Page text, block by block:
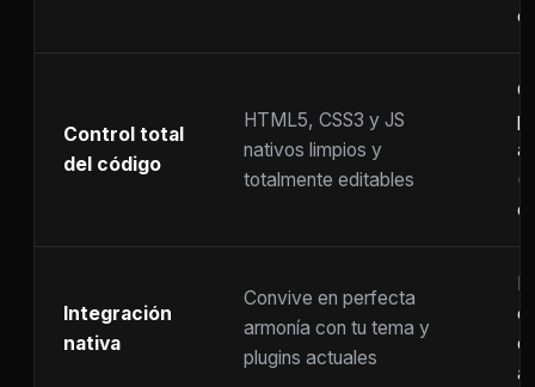
Control total
del código
HTML5, CSS3 y JS
nativos limpios y
totalmente editables
Integración
nativa
Convive en perfecta
armonía con tu tema y
plugins actuales